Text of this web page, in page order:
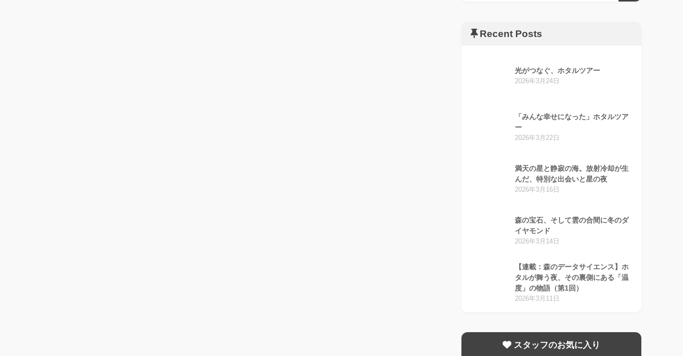
Recent Posts
光がつなぐ、ホタルツアー
2026年3月24日
「みんな幸せになった」ホタルツア
ー
2026年3月22日
満天の星と静寂の海。放射冷却が生
んだ、特別な出会いと星の夜
2026年3月16日
森の宝石、そして雲の合間に冬のダ
イヤモンド
2026年3月14日
【連載：森のデータサイエンス】ホ
タルが舞う夜、その裏側にある「温
度」の物語（第1回）
2026年3月11日
スタッフのお気に入り